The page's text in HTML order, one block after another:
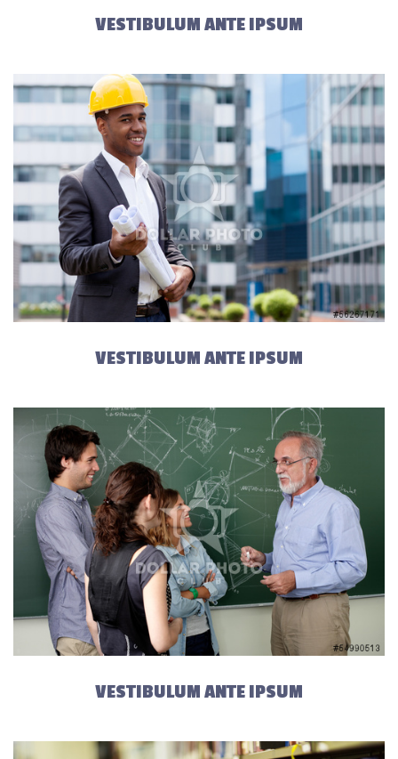
VESTIBULUM ANTE IPSUM
VESTIBULUM ANTE IPSUM
VESTIBULUM ANTE IPSUM